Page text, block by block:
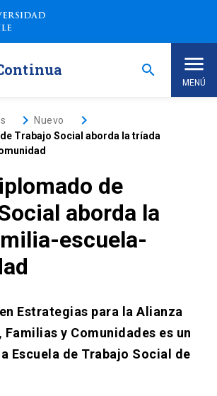
search
MENÚ
(El
enlace
(El
keyboard_arrow_rightNuevo keyboard_arrow_right
Trabajo Social aborda la tríada
de
aborda la
escuela-
Estrategias para la Alianza
Familias y Comunidades es un
Escuela de Trabajo Social de